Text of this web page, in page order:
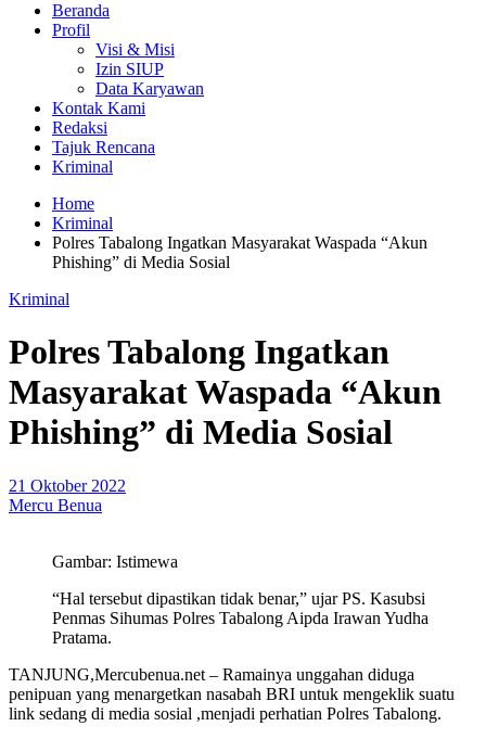
Beranda
Profil
Visi & Misi
Izin SIUP
Data Karyawan
Kontak Kami
Redaksi
Tajuk Rencana
Kriminal
Home
Kriminal
Polres Tabalong Ingatkan Masyarakat Waspada “Akun
Phishing” di Media Sosial
Kriminal
Polres Tabalong Ingatkan
Masyarakat Waspada “Akun
Phishing” di Media Sosial
21 Oktober 2022
Mercu Benua
Gambar: Istimewa
“Hal tersebut dipastikan tidak benar,” ujar PS. Kasubsi
Penmas Sihumas Polres Tabalong Aipda Irawan Yudha
Pratama.
TANJUNG,Mercubenua.net – Ramainya unggahan diduga
penipuan yang menargetkan nasabah BRI untuk mengeklik suatu
link sedang di media sosial ,menjadi perhatian Polres Tabalong.